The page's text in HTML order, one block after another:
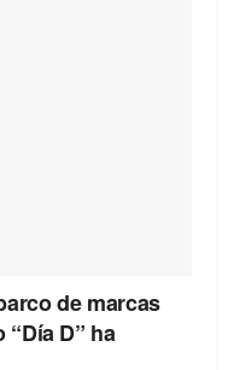
de marcas
D” ha